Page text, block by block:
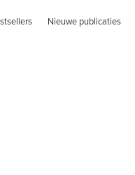
Nieuwe publicaties